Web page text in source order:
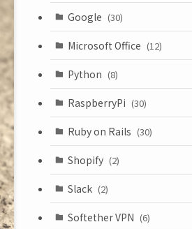
Google (30)
(6)
(7)
(1)
(3)
(6)
Microsoft Office (12)
(9)
Python (8)
(1)
RaspberryPi (30)
Ruby on Rails (30)
Shopify (2)
Slack (2)
Softether VPN (6)